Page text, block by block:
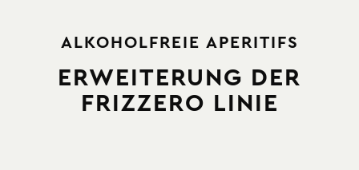
ALKOHOLFREIE APERITIFS
ERWEITERUNG DER
FRIZZERO LINIE